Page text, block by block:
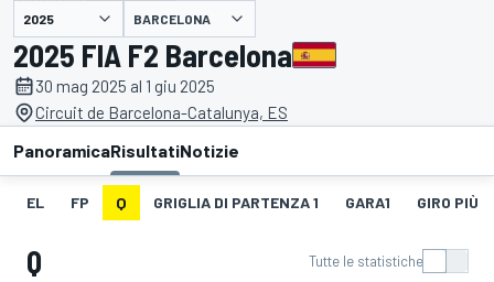
presentato da BARCELONA
2025 FIA F2 Barcelona
30 mag 2025 al 1 giu 2025
Circuit de Barcelona-Catalunya, ES
PanoramicaRisultatiNotizie
EL FP Q GRIGLIA DI PARTENZA 1 GARA1 GIRO PIÙ
Q Tutte le statistiche